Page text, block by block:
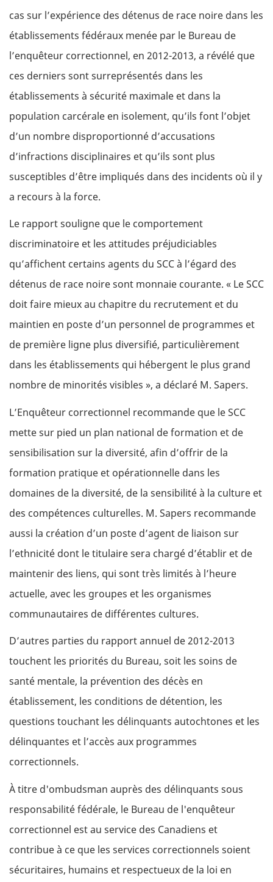
cas sur l’expérience des détenus de race noire dans les
établissements fédéraux menée par le Bureau de
l’enquêteur correctionnel, en 2012-2013, a révélé que
ces derniers sont surreprésentés dans les
établissements à sécurité maximale et dans la
population carcérale en isolement, qu’ils font l’objet
d’un nombre disproportionné d’accusations
d’infractions disciplinaires et qu’ils sont plus
susceptibles d’être impliqués dans des incidents où il y
a recours à la force.
Le rapport souligne que le comportement
discriminatoire et les attitudes préjudiciables
qu’affichent certains agents du SCCà l’égard des
détenus de race noire sont monnaie courante. « LeSCC
doit faire mieux au chapitre du recrutement et du
maintien en poste d’un personnel de programmes et
de première ligne plus diversifié, particulièrement
dans les établissements qui hébergent le plus grand
nombre de minorités visibles », a déclaré M. Sapers.
L’Enquêteur correctionnel recommande que leSCC
mette sur pied un plan national de formation et de
sensibilisation sur la diversité, afin d’offrir de la
formation pratique et opérationnelle dans les
domaines de la diversité, de la sensibilité à la culture et
des compétences culturelles. M. Sapers recommande
aussi la création d’un poste d’agent de liaison sur
l’ethnicité dont le titulaire sera chargé d’établir et de
maintenir des liens, qui sont très limités à l’heure
actuelle, avec les groupes et les organismes
communautaires de différentes cultures.
D’autres parties du rapport annuel de 2012-2013
touchent les priorités du Bureau, soit les soins de
santé mentale, la prévention des décès en
établissement, les conditions de détention, les
questions touchant les délinquants autochtones et les
délinquantes et l’accès aux programmes
correctionnels.
À titre d'ombudsman auprès des délinquants sous
responsabilité fédérale, le Bureau de l'enquêteur
correctionnel est au service des Canadiens et
contribue à ce que les services correctionnels soient
sécuritaires, humains et respectueux de la loi en